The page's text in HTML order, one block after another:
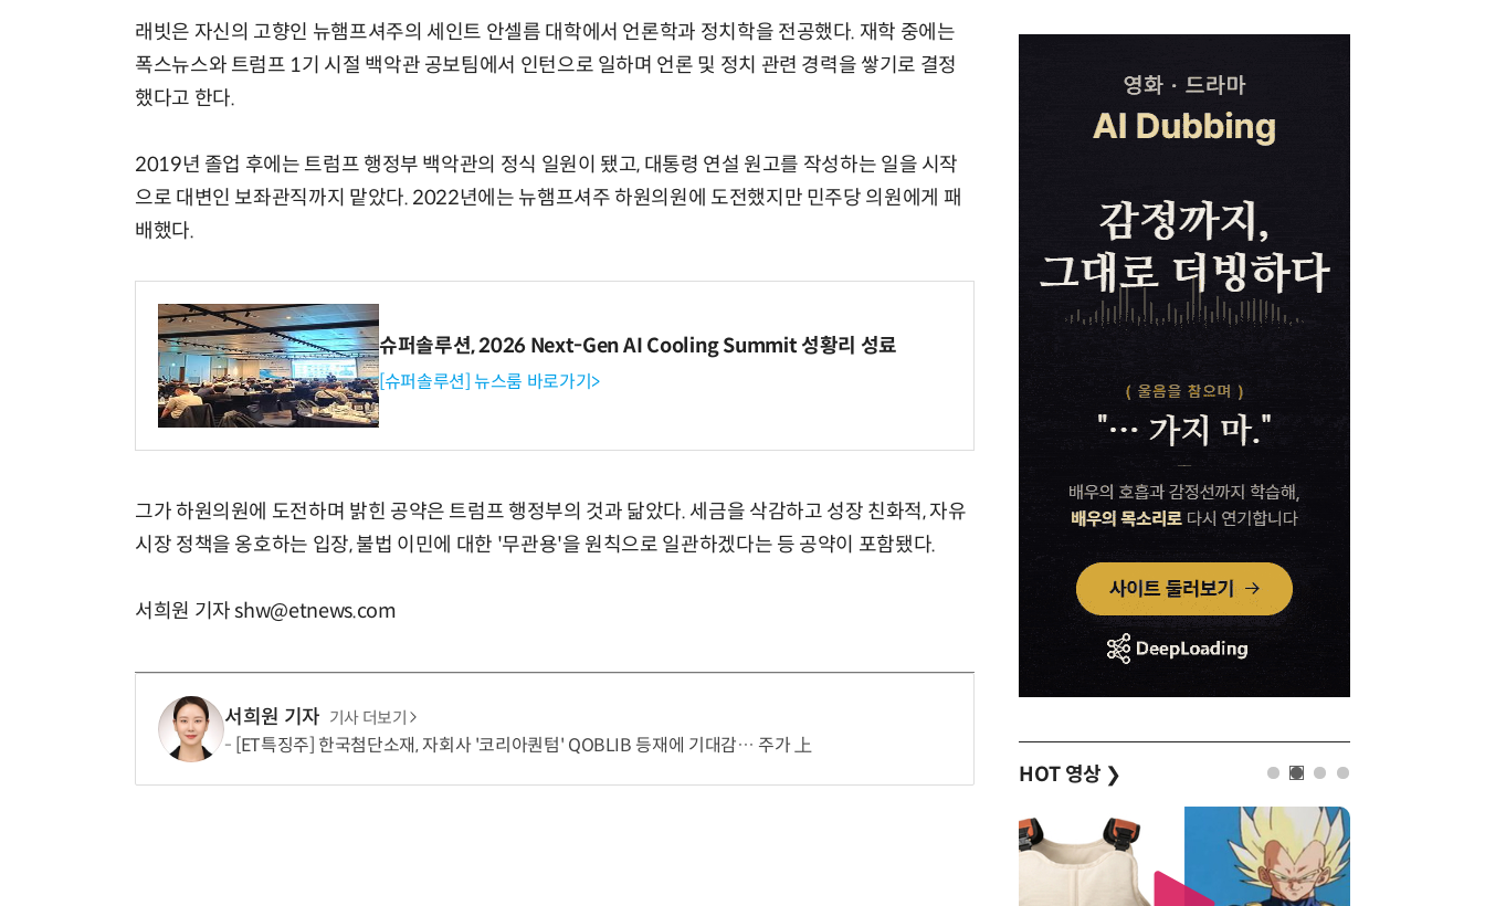
래빗은 자신의 고향인 뉴햄프셔주의 세인트 안셀름 대학에서 언론학과 정치학을 전공했다. 재학 중에는
폭스뉴스와 트럼프 1기 시절 백악관 공보팀에서 인턴으로 일하며 언론 및 정치 관련 경력을 쌓기로 결정
했다고 한다.
2019년 졸업 후에는 트럼프 행정부 백악관의 정식 일원이 됐고, 대통령 연설 원고를 작성하는 일을 시작
으로 대변인 보좌관직까지 맡았다. 2022년에는 뉴햄프셔주 하원의원에 도전했지만 민주당 의원에게 패
배했다.
슈퍼솔루션, 2026 Next-Gen AI Cooling Summit 성황리 성료
[슈퍼솔루션] 뉴스룸 바로가기>
그가 하원의원에 도전하며 밝힌 공약은 트럼프 행정부의 것과 닮았다. 세금을 삭감하고 성장 친화적, 자유
시장 정책을 옹호하는 입장, 불법 이민에 대한 '무관용'을 원칙으로 일관하겠다는 등 공약이 포함됐다.
서희원 기자 shw@etnews.com
서희원 기자 기사 더보기
[ET특징주] 한국첨단소재, 자회사 '코리아퀀텀' QOBLIB 등재에 기대감… 주가 上
HOT 영상 ❯